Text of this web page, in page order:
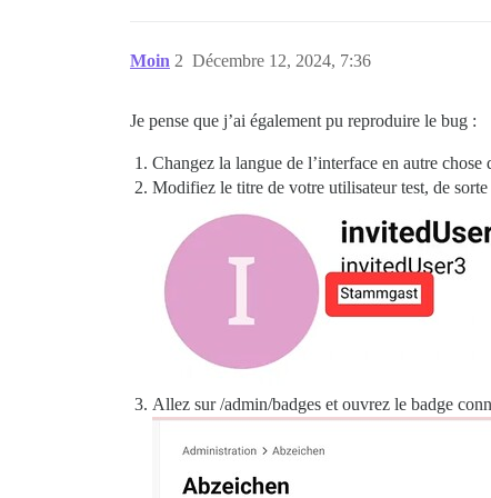
Moin Décembre 12, 2024, 7:36
2
Je pense que j’ai également pu reproduire le bug :
Changez la langue de l’interface en autre chose
Modifiez le titre de votre utilisateur test, de
Allez sur /admin/badges et ouvrez le badge